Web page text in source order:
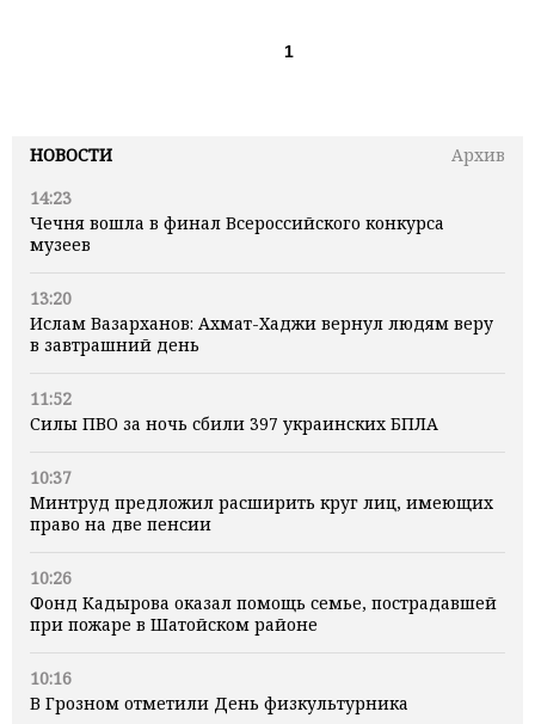
НОВОСТИ
Архив
14:23
Чечня вошла в финал Всероссийского конкурса
музеев
13:20
Ислам Вазарханов: Ахмат-Хаджи вернул людям веру
в завтрашний день
11:52
Силы ПВО за ночь сбили 397 украинских БПЛА
10:37
Минтруд предложил расширить круг лиц, имеющих
право на две пенсии
10:26
Фонд Кадырова оказал помощь семье, пострадавшей
при пожаре в Шатойском районе
10:16
В Грозном отметили День физкультурника
1